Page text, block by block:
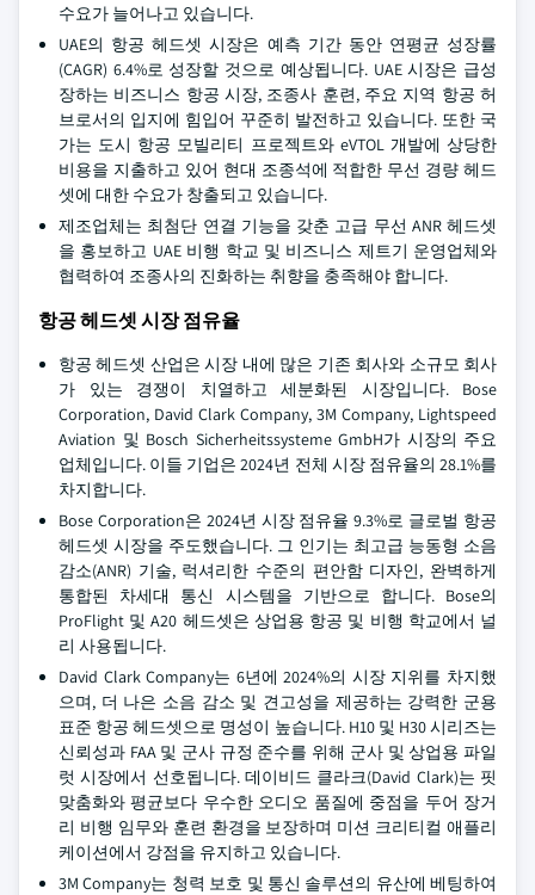
수요가 늘어나고 있습니다.
UAE의 항공 헤드셋 시장은 예측 기간 동안 연평균 성장률
(CAGR) 6.4%로 성장할 것으로 예상됩니다. UAE 시장은 급성
장하는 비즈니스 항공 시장, 조종사 훈련, 주요 지역 항공 허
브로서의 입지에 힘입어 꾸준히 발전하고 있습니다. 또한 국
가는 도시 항공 모빌리티 프로젝트와 eVTOL 개발에 상당한
비용을 지출하고 있어 현대 조종석에 적합한 무선 경량 헤드
셋에 대한 수요가 창출되고 있습니다.
제조업체는 최첨단 연결 기능을 갖춘 고급 무선 ANR 헤드셋
을 홍보하고 UAE 비행 학교 및 비즈니스 제트기 운영업체와
협력하여 조종사의 진화하는 취향을 충족해야 합니다.
항공 헤드셋 시장 점유율
항공 헤드셋 산업은 시장 내에 많은 기존 회사와 소규모 회사
가 있는 경쟁이 치열하고 세분화된 시장입니다. Bose
Corporation, David Clark Company, 3M Company, Lightspeed
Aviation 및 Bosch Sicherheitssysteme GmbH가 시장의 주요
업체입니다. 이들 기업은 2024년 전체 시장 점유율의 28.1%를
차지합니다.
Bose Corporation은 2024년 시장 점유율 9.3%로 글로벌 항공
헤드셋 시장을 주도했습니다. 그 인기는 최고급 능동형 소음
감소(ANR) 기술, 럭셔리한 수준의 편안함 디자인, 완벽하게
통합된 차세대 통신 시스템을 기반으로 합니다. Bose의
ProFlight 및 A20 헤드셋은 상업용 항공 및 비행 학교에서 널
리 사용됩니다.
David Clark Company는 6년에 2024%의 시장 지위를 차지했
으며, 더 나은 소음 감소 및 견고성을 제공하는 강력한 군용
표준 항공 헤드셋으로 명성이 높습니다. H10 및 H30 시리즈는
신뢰성과 FAA 및 군사 규정 준수를 위해 군사 및 상업용 파일
럿 시장에서 선호됩니다. 데이비드 클라크(David Clark)는 핏
맞춤화와 평균보다 우수한 오디오 품질에 중점을 두어 장거
리 비행 임무와 훈련 환경을 보장하며 미션 크리티컬 애플리
케이션에서 강점을 유지하고 있습니다.
3M Company는 청력 보호 및 통신 솔루션의 유산에 베팅하여